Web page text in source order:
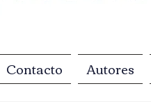
Contacto Autores